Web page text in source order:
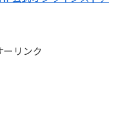
ーリンク